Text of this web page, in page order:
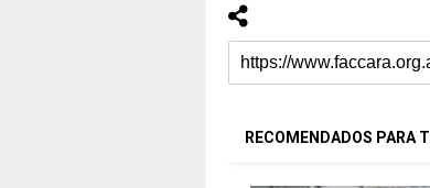
RECOMENDADOS PARA TI